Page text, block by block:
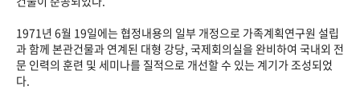
VR 역사관
1971년 6월 19일에는 협정내용의 일부 개정으로 가족계획연구원 설립
과 함께 본관건물과 연계된 대형 강당, 국제회의실을 완비하여 국내외 전
문 인력의 훈련 및 세미나를 질적으로 개선할 수 있는 계기가 조성되었
다.